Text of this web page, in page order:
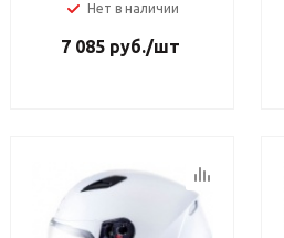
Нет в наличии
7 085 руб./шт